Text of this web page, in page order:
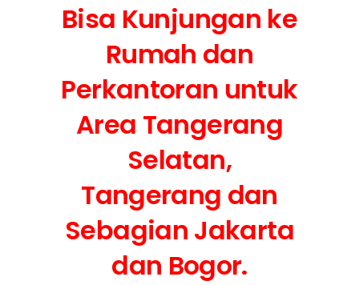
Bisa Kunjungan ke
Rumah dan
Perkantoran untuk
Area Tangerang
Selatan,
Tangerang dan
Sebagian Jakarta
dan Bogor.